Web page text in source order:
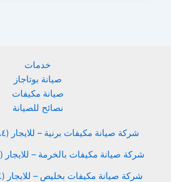
خدمات
صيانة بوتاجاز
صيانة مكيفات
نصائح للصيانة
شركة صيانة مكيفات برنية – للايجار (٠٠٢٠١٥١٥٨٠٧٨٨٤)
شركة صيانة مكيفات بالخرمة – للايجار (٠٠٢٠١٥١٥٨٠٧٨٨٤)
شركة صيانة مكيفات بخليص – للايجار (٠٠٢٠١٥١٥٨٠٧٨٨٤)